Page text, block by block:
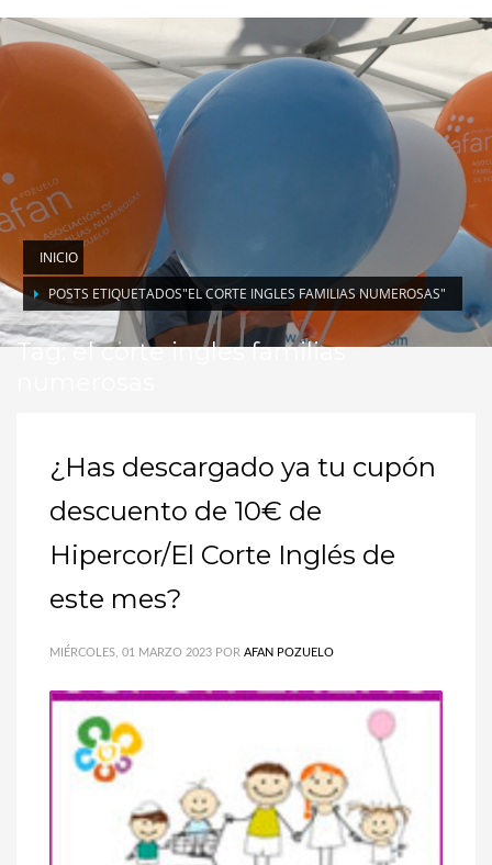
INICIO
POSTS ETIQUETADOS"EL CORTE INGLES FAMILIAS NUMEROSAS"
Tag: el corte ingles familias
¿Has descargado ya tu cupón
descuento de 10€ de
Hipercor/El Corte Inglés de
este mes?
MIÉRCOLES, 01 MARZO 2023 POR AFAN POZUELO